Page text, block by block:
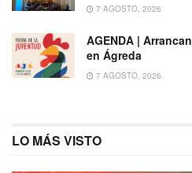
7 AGOSTO, 2026
AGENDA |
en Ágreda
7 AGOSTO, 2026
LO MÁS VISTO